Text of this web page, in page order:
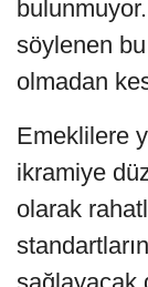
söylenen
olmadan
Emeklilere
ikramiye
olarak